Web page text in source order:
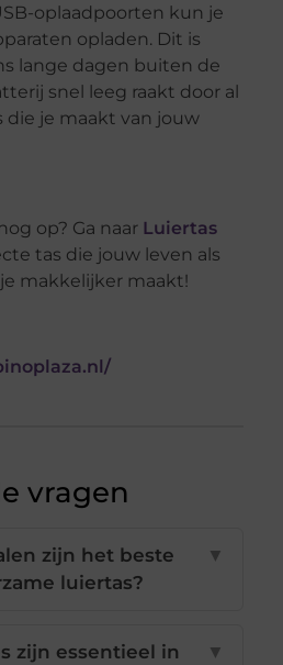
oplaadpoorten kun je
opladen. Dit is
lange dagen buiten de
snel leeg raakt door al
die je maakt van jouw
op? Ga naar Luiertas
tas die jouw leven als
makkelijker maakt!
vragen
zijn het beste
luiertas?
▼
zijn essentieel in
▼